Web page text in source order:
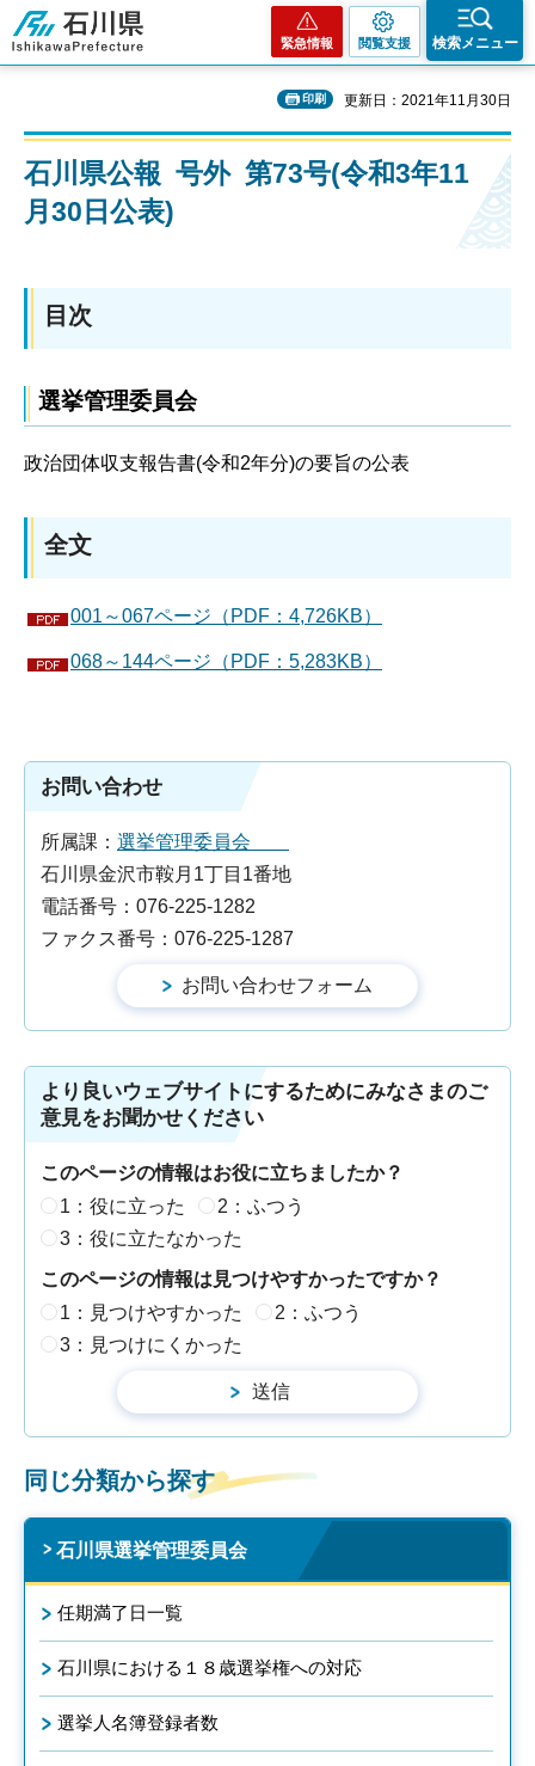
石川県
緊急情報 閲覧支援 検索メニュー
印刷 更新日：2021年11月30日
石川県公報 号外 第73号(令和3年11
月30日公表)
目次
選挙管理委員会
政治団体収支報告書(令和2年分)の要旨の公表
全文
001～067ページ（PDF：4,726KB）
068～144ページ（PDF：5,283KB）
お問い合わせ
所属課： 選挙管理委員会
石川県金沢市鞍月1丁目1番地
電話番号：076-225-1282
ファクス番号：076-225-1287
より良いウェブサイトにするためにみなさまのご
意見をお聞かせください
このページの情報はお役に立ちましたか？
1：役に立った
2：ふつう
3：役に立たなかった
このページの情報は見つけやすかったですか？
1：見つけやすかった
2：ふつう
3：見つけにくかった
同じ分類から探す
石川県選挙管理委員会
任期満了日一覧
石川県における１８歳選挙権への対応
選挙人名簿登録者数